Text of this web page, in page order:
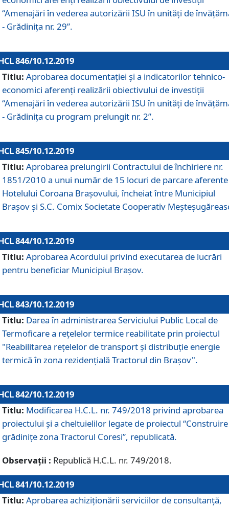
“Amenajări în vederea autorizării ISU în unități de
- Grădinița nr. 29”.
846/10.12.2019
Titlu: Aprobarea documentației și a indicatorilor tehnico-
economici aferenți realizării obiectivului de investiții
“Amenajări în vederea autorizării ISU în unități de
- Grădinița cu program prelungit nr. 2”.
845/10.12.2019
Titlu: Aprobarea prelungirii Contractului de închiriere nr.
1851/2010 a unui număr de 15 locuri de parcare aferente
Hotelului Coroana Brașovului, încheiat între Municipiul
Braşov şi S.C. Comix Societate Cooperativ
844/10.12.2019
Titlu: Aprobarea Acordului privind executarea de lucrări
pentru beneficiar Municipiul Brașov.
843/10.12.2019
Titlu: Darea în administrarea Serviciului Public Local de
Termoficare a rețelelor termice reabilitate prin proiectul
"Reabilitarea reţelelor de transport şi distribuţie energie
termică în zona rezidenţială Tractorul din Braşov".
842/10.12.2019
Titlu: Modificarea H.C.L. nr. 749/2018 privind aprobarea
proiectului și a cheltuielilor legate de proiectul “Construire
grădinițe zona Tractorul Coresi”, republicată.
Observații : Republică H.C.L. nr. 749/2018.
841/10.12.2019
Titlu: Aprobarea achiziționării serviciilor de consultanță,